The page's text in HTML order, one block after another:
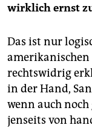
wirklich ernst
Das ist nur
rechtswidrig
in der Hand,
wenn auch
jenseits von